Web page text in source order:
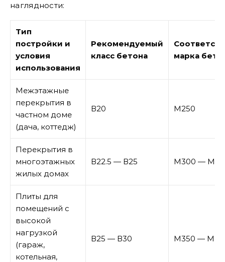
наглядности:
Тип
постройки и
условия
использования
Рекомендуемый
класс бетона
марка
Межэтажные
перекрытия в
частном доме
(дача, коттедж)
В20 М250
Перекрытия в
многоэтажных
жилых домах
В22.5 — В25 М300 —
Плиты для
помещений с
высокой
нагрузкой
(гараж,
котельная,
В25 — В30 М350 —